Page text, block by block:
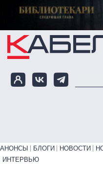
Перейти к основному
Primary links bottom
АНОНСЫ БЛОГИ НОВОСТИ
ИНТЕРВЬЮ